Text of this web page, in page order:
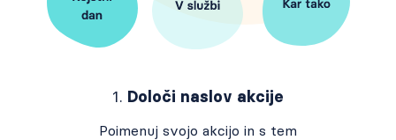
Določi naslov akcije
Poimenuj svojo akcijo in s tem